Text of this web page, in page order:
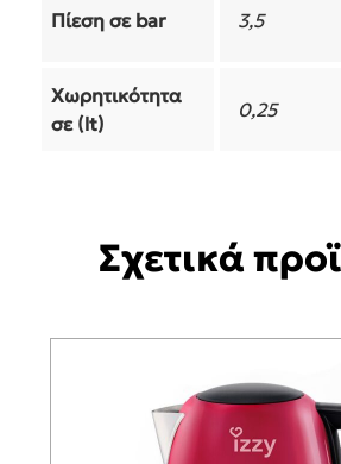
Πίεση σε bar 3,5
Χωρητικότητα
σε (lt)
0,25
Σχετικά